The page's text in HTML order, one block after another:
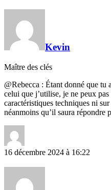
Kevin
Maître des clés
@Rebecca : Étant donné que tu
celui que j’utilise, je ne peux
caractéristiques techniques ni sur
néanmoins qu’il saura répondre
16 décembre 2024 à 16:22